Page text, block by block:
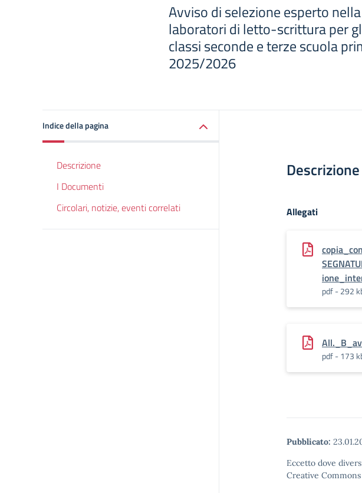
Avviso di selezione esperto
laboratori di letto-scrittura per
classi seconde e terze scuola
2025/2026
Indice della pagina
Descrizione
I Documenti
Circolari, notizie, eventi correlati
Descrizione
Allegati
pdf - 292
pdf - 173
Pubblicato:
Eccetto dove
Creative